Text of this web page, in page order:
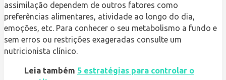
assimilação dependem de outros fatores como
preferências alimentares, atividade ao longo do dia,
emoções, etc. Para conhecer o seu metabolismo a fundo e
sem erros ou restrições exageradas consulte um
nutricionista clínico.
Leia também 5 estratégias para controlar o